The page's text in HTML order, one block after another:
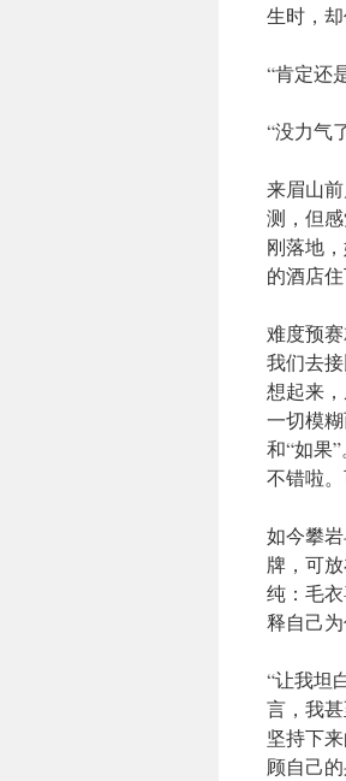
生时，却
“肯定还
“没力气
来眉山
测，但
刚落地
的酒店
难度预
我们去
想起来
一切模
和“如果
不错啦
如今攀
牌，可
纯：毛
释自己
“让我坦
言，我
坚持下
顾自己